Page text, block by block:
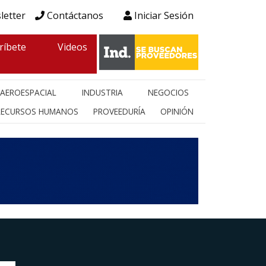
Contáctanos Iniciar Sesión
Videos
AEROESPACIAL INDUSTRIA
NEGOCIOS
HUMANOS
PROVEEDURÍA OPINIÓN